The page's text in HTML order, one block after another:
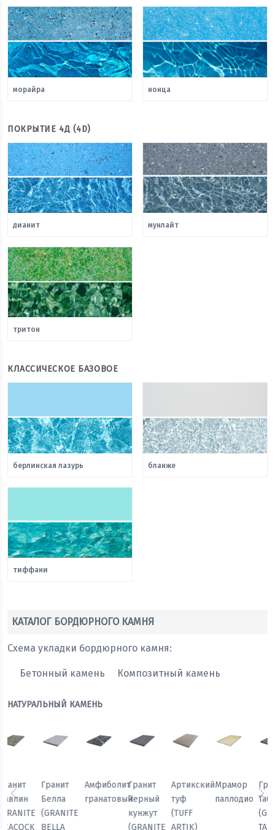
морайра нонца
ПОКРЫТИЕ 4Д (4D)
дианит мунлайт
тритон
КЛАССИЧЕСКОЕ БАЗОВОЕ
берлинская лазурь бланже
тиффани
КАТАЛОГ БОРДЮРНОГО КАМНЯ
Схема укладки бордюрного камня:
Бетонный камень Композитный камень
НАТУРАЛЬНЫЙ КАМЕНЬ
Мрамор
паллодио
Гранит
Табак
(GRANITE
TAN
Гранит
Павлин
(GRANITE
PEACOCK
Гранит
Белла
(GRANITE
BELLA
Амфиболит
гранатовый
Гранит
Черный
кунжут
(GRANITE
Предыдущий